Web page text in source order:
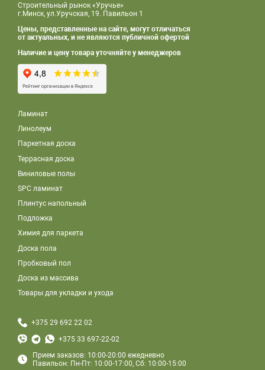
Строительный рынок «Уручье»
г.Минск, ул.Уручская, 19. Павильон 1
Цены, представленные на сайте, могут отличаться
от актуальных, и не являются публичной офертой
Наличие и цену товара уточняйте у менеджеров
Ламинат
Линолеум
Паркетная доска
Террасная доска
Виниловые полы
SPC ламинат
Плинтус напольный
Подложка
Химия для паркета
Доска пола
Пробковый пол
Доска из массива
Товары для укладки и ухода
+375 29 692 22 02
+375 33 697-22-02
Прием заказов: 10:00-20:00 ежедневно
Павильон: Пн-Пт: 10:00-17:00, Сб: 10:00-15:00